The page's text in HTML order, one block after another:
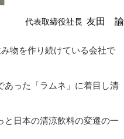
代表取締役社長 友田 諭
物を作り続けている会社で
あった「ラムネ」に着目し清
と日本の清涼飲料の変遷の一